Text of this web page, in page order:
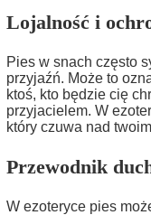
Lojalność i
Pies w snach często
przyjaźń. Może to
ktoś, kto będzie cię
przyjacielem. W
który czuwa nad
Przewodnik
W ezoteryce pies